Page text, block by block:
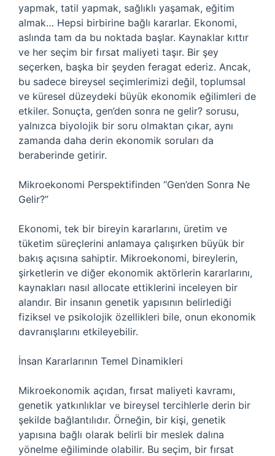
yapmak, tatil yapmak, sağlıklı yaşamak, eğitim
almak… Hepsi birbirine bağlı kararlar. Ekonomi,
aslında tam da bu noktada başlar. Kaynaklar kıttır
ve her seçim bir fırsat maliyeti taşır. Bir şey
seçerken, başka bir şeyden feragat ederiz. Ancak,
bu sadece bireysel seçimlerimizi değil, toplumsal
ve küresel düzeydeki büyük ekonomik eğilimleri de
etkiler. Sonuçta, gen’den sonra ne gelir? sorusu,
yalnızca biyolojik bir soru olmaktan çıkar, aynı
zamanda daha derin ekonomik soruları da
beraberinde getirir.
Mikroekonomi Perspektifinden “Gen’den Sonra Ne
Gelir?”
Ekonomi, tek bir bireyin kararlarını, üretim ve
tüketim süreçlerini anlamaya çalışırken büyük bir
bakış açısına sahiptir. Mikroekonomi, bireylerin,
şirketlerin ve diğer ekonomik aktörlerin kararlarını,
kaynakları nasıl allocate ettiklerini inceleyen bir
alandır. Bir insanın genetik yapısının belirlediği
fiziksel ve psikolojik özellikleri bile, onun ekonomik
davranışlarını etkileyebilir.
İnsan Kararlarının Temel Dinamikleri
Mikroekonomik açıdan, fırsat maliyeti kavramı,
genetik yatkınlıklar ve bireysel tercihlerle derin bir
şekilde bağlantılıdır. Örneğin, bir kişi, genetik
yapısına bağlı olarak belirli bir meslek dalına
yönelme eğiliminde olabilir. Bu seçim, bir fırsat